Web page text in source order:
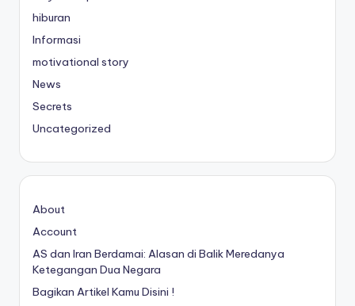
hiburan
Informasi
motivational story
News
Secrets
Uncategorized
About
Account
AS dan Iran Berdamai: Alasan di Balik Meredanya
Ketegangan Dua Negara
Bagikan Artikel Kamu Disini !